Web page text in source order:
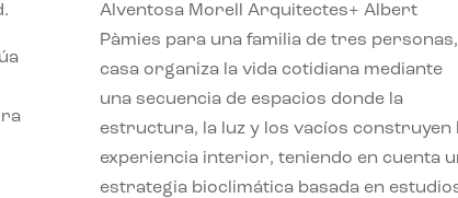
Alventosa Morell Arquitectes+ Albert
Pàmies para una familia de tres
casa organiza la vida cotidiana mediante
una secuencia de espacios donde la
estructura, la luz y los vacíos construyen
experiencia interior, teniendo en cuenta
estrategia bioclimática basada en